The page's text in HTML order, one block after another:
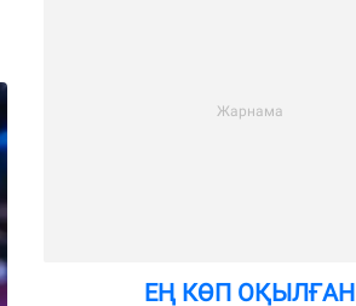
ЕҢ КӨП ОҚЫЛҒАН